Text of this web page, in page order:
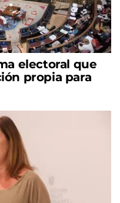
electoral que
propia para